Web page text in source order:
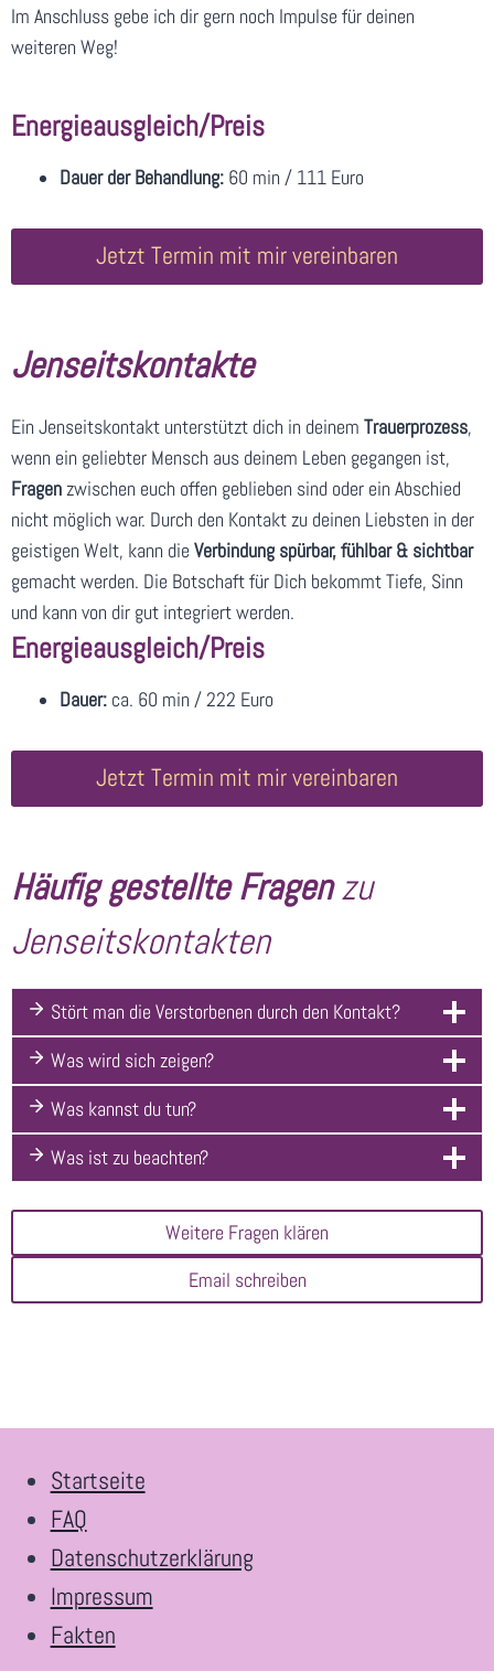
Im Anschluss gebe ich dir gern noch Impulse für deinen
weiteren Weg!
Energieausgleich/Preis
Dauer der Behandlung:60 min / 111 Euro
Jetzt Termin mit mir vereinbaren
Jenseitskontakte
Ein Jenseitskontakt unterstützt dich in deinem Trauerprozess,
wenn ein geliebter Mensch aus deinem Leben gegangen ist,
Fragenzwischen euch offen geblieben sind oder ein Abschied
nicht möglich war. Durch den Kontakt zu deinen Liebsten in der
geistigen Welt, kann die Verbindung spürbar, fühlbar & sichtbar
gemacht werden. Die Botschaft für Dich bekommt Tiefe, Sinn
und kann von dir gut integriert werden.
Energieausgleich/Preis
Dauer: ca. 60 min / 222 Euro
Jetzt Termin mit mir vereinbaren
Häufig gestellte Fragenzu
Jenseitskontakten
Stört man die Verstorbenen durch den Kontakt?
Was wird sich zeigen?
Was kannst du tun?
Was ist zu beachten?
Weitere Fragen klären
Email schreiben
Startseite
FAQ
Datenschutzerklärung
Impressum
Fakten